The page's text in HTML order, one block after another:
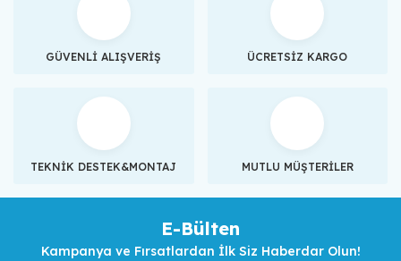
GÜVENLİ ALIŞVERİŞ ÜCRETSİZ KARGO
TEKNİK DESTEK&MONTAJ MUTLU MÜŞTERİLER
E-Bülten
Kampanya ve Fırsatlardan İlk Siz Haberdar Olun!